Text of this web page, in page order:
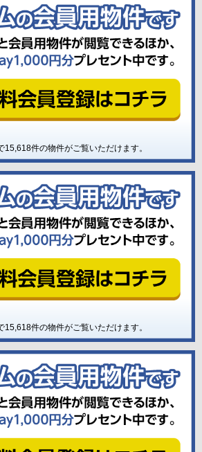
15,618件の物件がご覧いただけます。
15,618件の物件がご覧いただけます。